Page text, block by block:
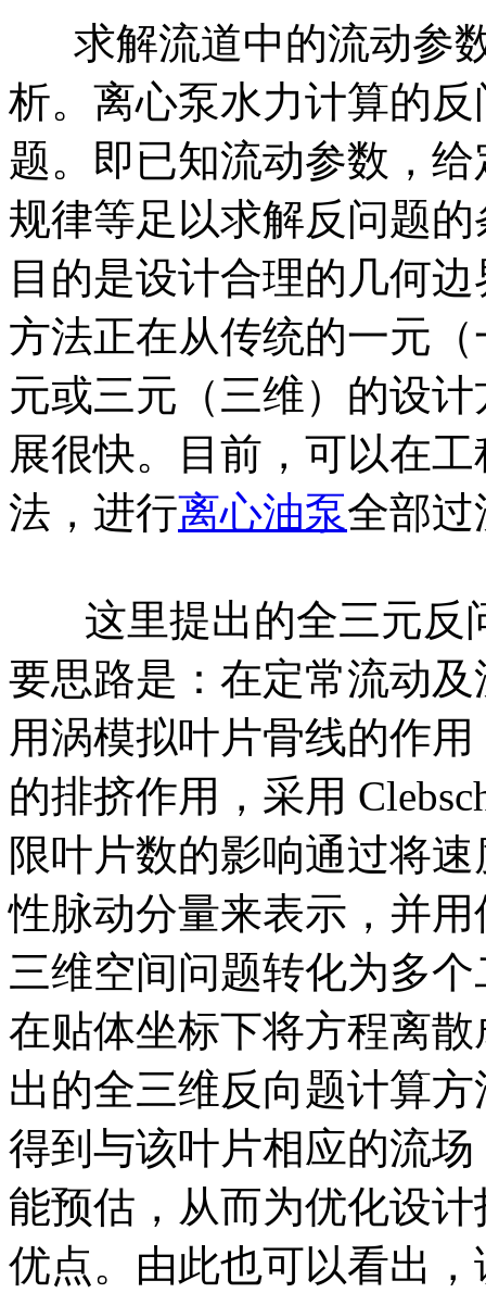
求解流道中的流动参
析。离心泵水力计算的
题。即已知流动参数，
规律等足以求解反问题
目的是设计合理的几何
方法正在从传统的一元
元或三元（三维）的设
展很快。目前，可以在
法，进行离心油泵全部
这里提出的全三元反
要思路是：在定常流动
用涡模拟叶片骨线的作
的排挤作用，采用
限叶片数的影响通过将
性脉动分量来表示，并
三维空间问题转化为多
在贴体坐标下将方程离
出的全三维反向题计算
得到与该叶片相应的流
能预估，从而为优化设
优点。由此也可以看出